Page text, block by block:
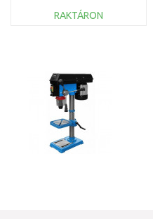
RAKTÁRON